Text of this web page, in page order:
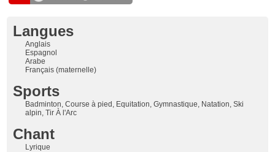
Langues
Anglais
Espagnol
Arabe
Français (maternelle)
Sports
Badminton, Course à pied, Equitation, Gymnastique, Natation, Ski
alpin, Tir À l'Arc
Chant
Lyrique